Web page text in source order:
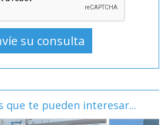
que te pueden interesar...